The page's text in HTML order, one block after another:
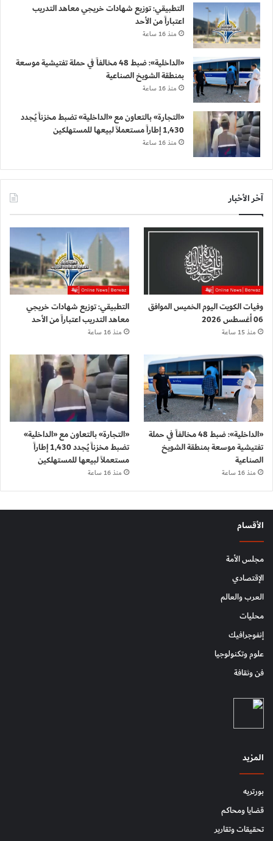
التطبيقي: توزيع شهادات خريجي معاهد التدريب
اعتباراً من الأحد
منذ 16 ساعة
«الداخلية»: ضبط 48 مخالفاً في حملة تفتيشية موسعة
بمنطقة الشويخ الصناعية
منذ 16 ساعة
«التجارة» بالتعاون مع «الداخلية» تضبط مخزناً يُجدد
1,430 إطاراً مستعملاً لبيعها للمستهلكين
منذ 16 ساعة
آخر الأخبار
وفيات الكويت اليوم الخميس الموافق
06 أغسطس 2026
منذ 15 ساعة
التطبيقي: توزيع شهادات خريجي
معاهد التدريب اعتباراً من الأحد
منذ 16 ساعة
«الداخلية»: ضبط 48 مخالفاً في حملة
تفتيشية موسعة بمنطقة الشويخ
الصناعية
منذ 16 ساعة
«التجارة» بالتعاون مع «الداخلية»
تضبط مخزناً يُجدد 1,430 إطاراً
مستعملاً لبيعها للمستهلكين
منذ 16 ساعة
الأقسام
مجلس الأمة
الإقتصادي
العرب والعالم
محليات
إنفوجرافيك
علوم وتكنولوجيا
فن وثقافة
المزيد
بورتريه
قضايا ومحاكم
تحقيقات وتقارير